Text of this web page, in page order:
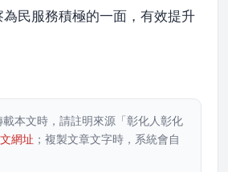
民服務積極的一面，有效提升
載本文時，請註明來源「彰化人彰化
網址 ；複製文章文字時，系統會自